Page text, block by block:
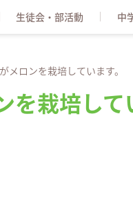
生徒会・部活動 中
メロンを栽培しています。
栽培して